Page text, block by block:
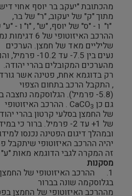
מהכתובת "יעקב בר יוסף אחוי
מתוך "ק" של יעקוב, "ר" של בר,
"ו" ו - "ס" של יוסף, "ש" , "ו" ו -
ההרכב
שליליים מאד של חמצן. הערכים
נעים בין 7.5- עד
מהערכים המקובלים בהרי יהודה.
רק בדוגמא אחת, פטינה אשר
, התקבל הרכב בתחום הצפוי
(5.8- פרמיל). הגלוסקמה
גם כן CaCO 3
. ההרכב האיזוטופי
של החמצן בסלעי קרטון בהרי
של 1+ עד 2- פרמיל. ברור כי במידה
ובמהלך דיגום הפטינה נכנסו
יהיה ההרכב האיזוטופי שיתקבל
זה המקרה לגבי הדוגמא מאות
מסקנות
1. ההרכב האיזוטופי של
בגלוסקמה שונה בברור
מההרכב האיזוטופי של החמצן